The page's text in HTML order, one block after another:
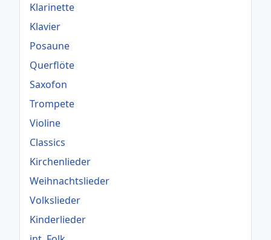
Klarinette
Klavier
Posaune
Querflöte
Saxofon
Trompete
Violine
Classics
Kirchenlieder
Weihnachtslieder
Volkslieder
Kinderlieder